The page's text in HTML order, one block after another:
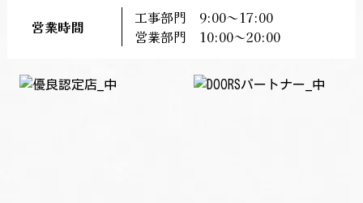
営業時間
工事部門 9:00～17:00
営業部門 10:00～20:00